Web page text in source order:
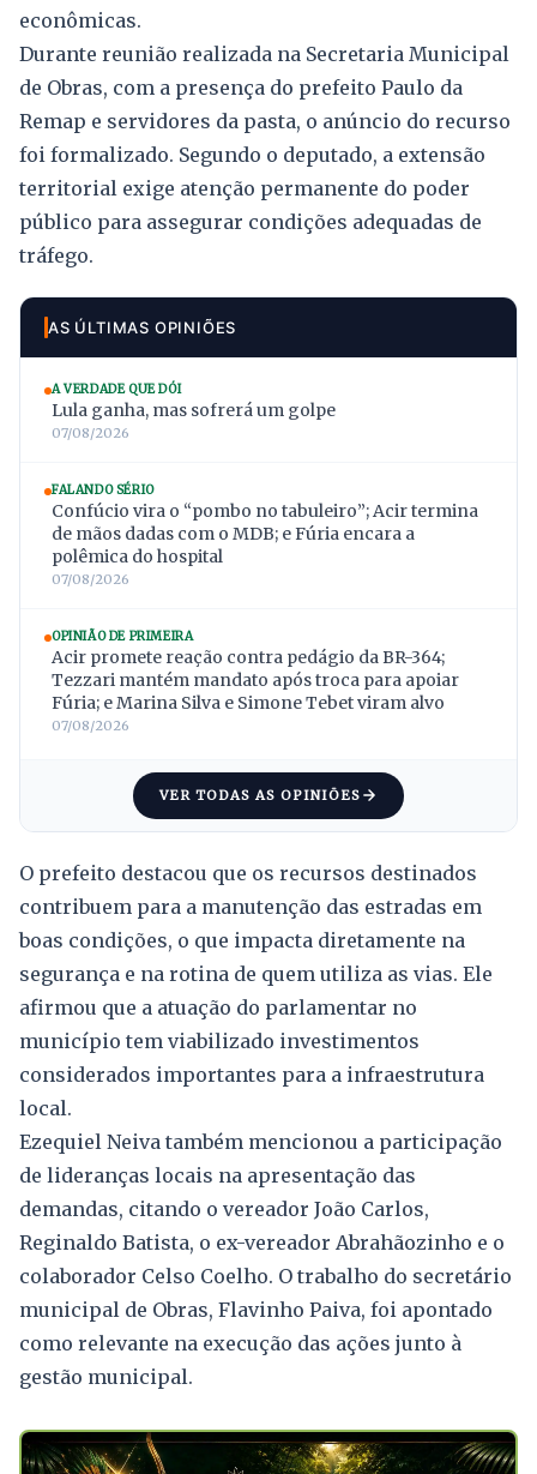
econômicas.
Durante reunião realizada na Secretaria Municipal
de Obras, com a presença do prefeito Paulo da
Remap e servidores da pasta, o anúncio do recurso
foi formalizado. Segundo o deputado, a extensão
territorial exige atenção permanente do poder
público para assegurar condições adequadas de
tráfego.
AS ÚLTIMAS OPINIÕES
A VERDADE QUE DÓI
Lula ganha, mas sofrerá um golpe
07/08/2026
FALANDO SÉRIO
Confúcio vira o “pombo no tabuleiro”; Acir termina
de mãos dadas com o MDB; e Fúria encara a
polêmica do hospital
07/08/2026
OPINIÃO DE PRIMEIRA
Acir promete reação contra pedágio da BR-364;
Tezzari mantém mandato após troca para apoiar
Fúria; e Marina Silva e Simone Tebet viram alvo
07/08/2026
VER TODAS AS OPINIÕES
O prefeito destacou que os recursos destinados
contribuem para a manutenção das estradas em
boas condições, o que impacta diretamente na
segurança e na rotina de quem utiliza as vias. Ele
afirmou que a atuação do parlamentar no
município tem viabilizado investimentos
considerados importantes para a infraestrutura
local.
Ezequiel Neiva também mencionou a participação
de lideranças locais na apresentação das
demandas, citando o vereador João Carlos,
Reginaldo Batista, o ex-vereador Abrahãozinho e o
colaborador Celso Coelho. O trabalho do secretário
municipal de Obras, Flavinho Paiva, foi apontado
como relevante na execução das ações junto à
gestão municipal.